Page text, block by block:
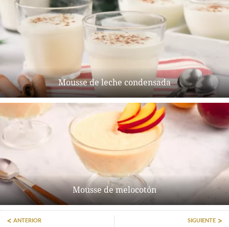
Mousse de leche condensada
Mousse de melocotón
ANTERIOR SIGUIENTE